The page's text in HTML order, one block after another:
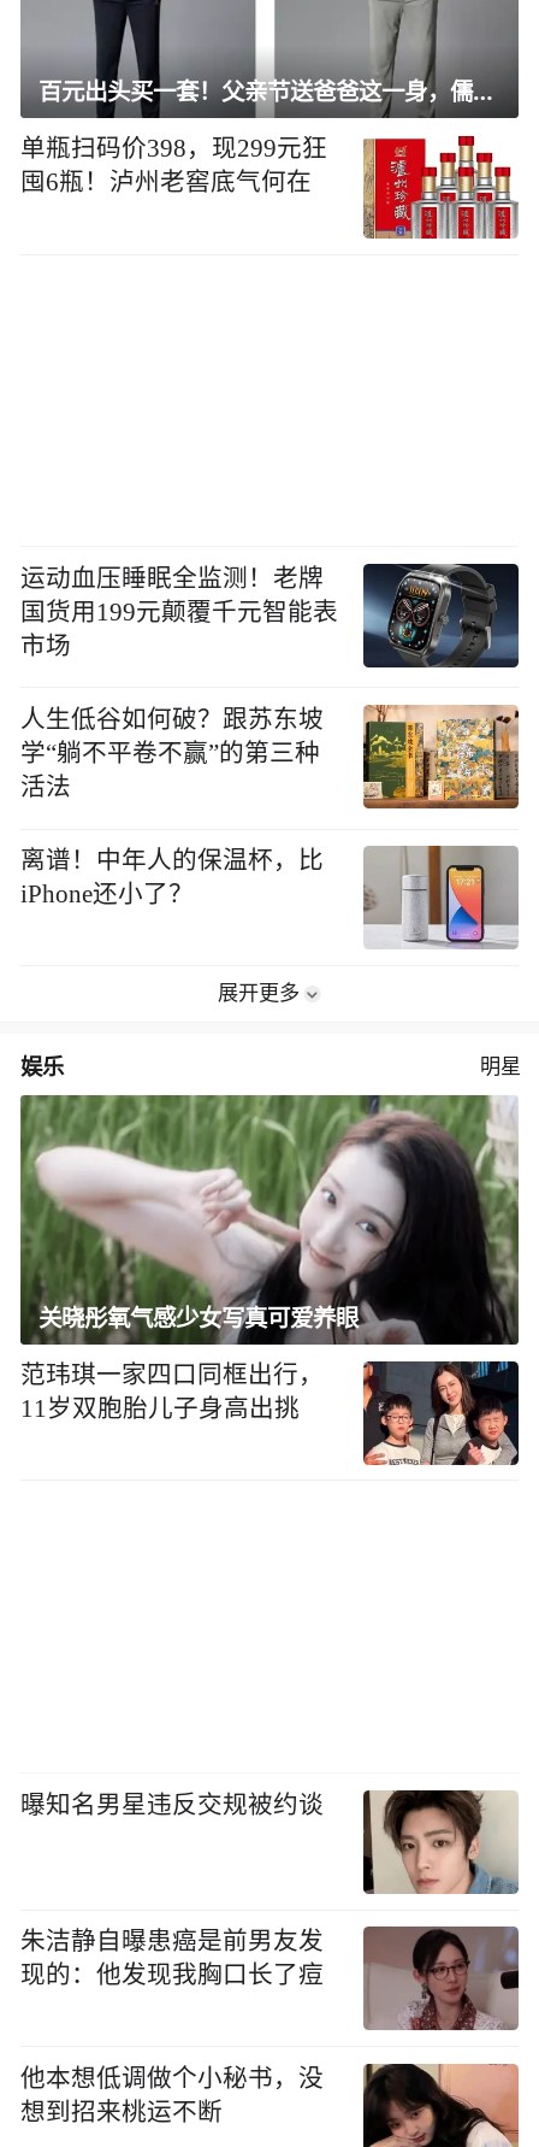
百元出头买一套！父亲节送爸爸这一身，儒雅有型还凉爽
单瓶扫码价398，现299元狂
囤6瓶！泸州老窖底气何在
运动血压睡眠全监测！老牌
国货用199元颠覆千元智能表
市场
人生低谷如何破？跟苏东坡
学“躺不平卷不赢”的第三种
活法
离谱！中年人的保温杯，比
iPhone还小了？
展开更多
娱乐 明星
关晓彤氧气感少女写真可爱养眼
范玮琪一家四口同框出行，
11岁双胞胎儿子身高出挑
曝知名男星违反交规被约谈
朱洁静自曝患癌是前男友发
现的：他发现我胸口长了痘
他本想低调做个小秘书，没
想到招来桃运不断